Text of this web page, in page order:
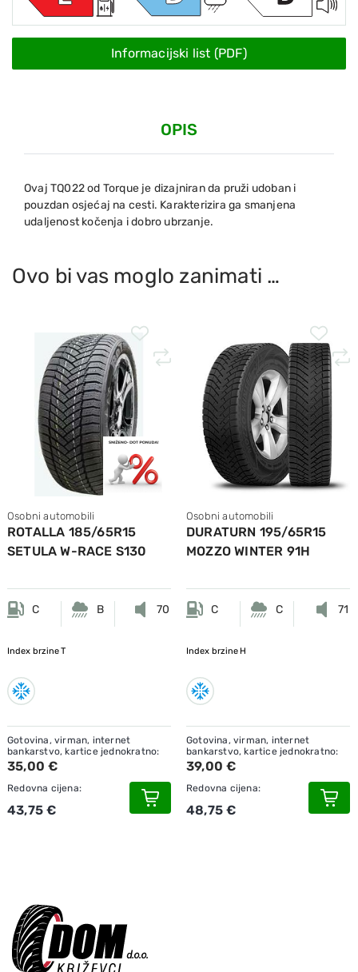
Informacijski list (PDF)
OPIS
Ovaj TQ022 od Torque je dizajniran da pruži udoban i
pouzdan osjećaj na cesti. Karakterizira ga smanjena
udaljenost kočenja i dobro ubrzanje.
Ovo bi vas moglo zanimati …
Osobni automobili
ROTALLA 185/65R15
SETULA W-RACE S130
C B 70
Index brzineT
Gotovina, virman, internet
bankarstvo, kartice jednokratno:
35,00 €
Redovna cijena:
43,75 €
Osobni automobili
DURATURN 195/65R15
MOZZO WINTER 91H
C C 71
Index brzine H
Gotovina, virman, internet
bankarstvo, kartice jednokratno:
39,00 €
Redovna cijena:
48,75 €